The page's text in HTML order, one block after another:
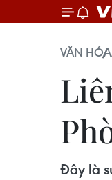
VĂN HÓA
Đây là